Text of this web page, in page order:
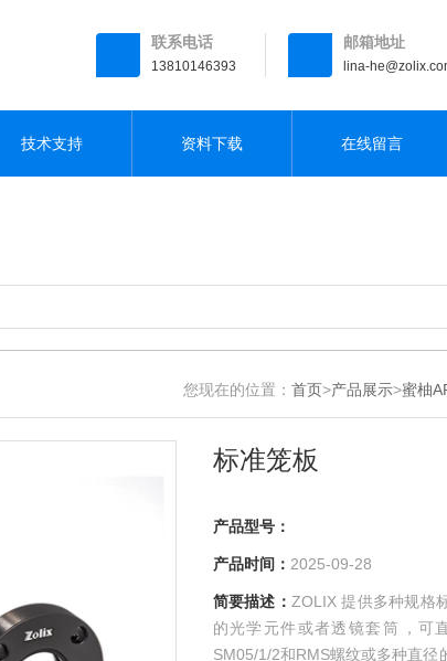
联系电话
13810146393
邮箱地址
lina-
技术支持 资料下载 在线留言
您现在的位置： 首页>产品展示>蜜柚
​标准笼板
产品型号：
产品时间： 2025-09-28
简要描述： ZOLIX 提供多种规格​标
的光学元件或者透镜套筒，
SM05/1/2和RMS螺纹或多种直径